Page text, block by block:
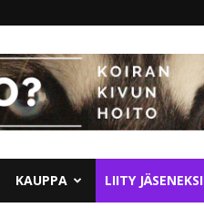
KAUPPA LIITY JÄSENEKSI